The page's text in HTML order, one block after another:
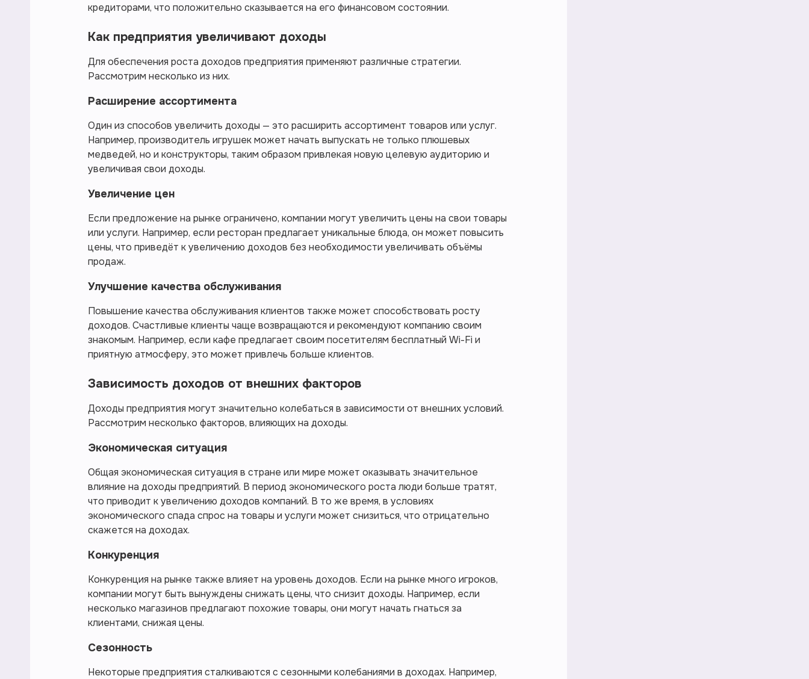
кредиторами, что положительно сказывается на его финансовом состоянии.
Как предприятия увеличивают доходы
Для обеспечения роста доходов предприятия применяют различные стратегии.
Рассмотрим несколько из них.
Расширение ассортимента
Один из способов увеличить доходы — это расширить ассортимент товаров или услуг.
Например, производитель игрушек может начать выпускать не только плюшевых
медведей, но и конструкторы, таким образом привлекая новую целевую аудиторию и
увеличивая свои доходы.
Увеличение цен
Если предложение на рынке ограничено, компании могут увеличить цены на свои товары
или услуги. Например, если ресторан предлагает уникальные блюда, он может повысить
цены, что приведёт к увеличению доходов без необходимости увеличивать объёмы
продаж.
Улучшение качества обслуживания
Повышение качества обслуживания клиентов также может способствовать росту
доходов. Счастливые клиенты чаще возвращаются и рекомендуют компанию своим
знакомым. Например, если кафе предлагает своим посетителям бесплатный Wi-Fi и
приятную атмосферу, это может привлечь больше клиентов.
Зависимость доходов от внешних факторов
Доходы предприятия могут значительно колебаться в зависимости от внешних условий.
Рассмотрим несколько факторов, влияющих на доходы.
Экономическая ситуация
Общая экономическая ситуация в стране или мире может оказывать значительное
влияние на доходы предприятий. В период экономического роста люди больше тратят,
что приводит к увеличению доходов компаний. В то же время, в условиях
экономического спада спрос на товары и услуги может снизиться, что отрицательно
скажется на доходах.
Конкуренция
Конкуренция на рынке также влияет на уровень доходов. Если на рынке много игроков,
компании могут быть вынуждены снижать цены, что снизит доходы. Например, если
несколько магазинов предлагают похожие товары, они могут начать гнаться за
клиентами, снижая цены.
Сезонность
Некоторые предприятия сталкиваются с сезонными колебаниями в доходах. Например,